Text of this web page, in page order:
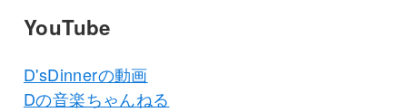
YouTube
D'sDinnerの動画
Dの音楽ちゃんねる